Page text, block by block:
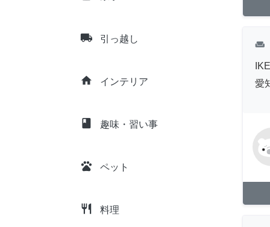
local_shipping 引っ越し
home インテリア
class 趣味・習い事
pets ペット
restaurant 料理
weekend
愛